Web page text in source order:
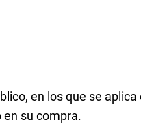
en los que se aplica
en su compra.